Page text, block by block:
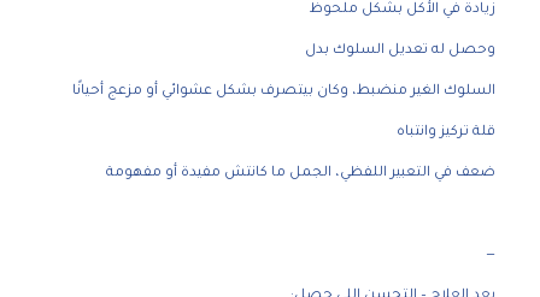
زيادة في الأكل بشكل ملحوظ
وحصل له تعديل السلوك بدل
السلوك الغير منضبط، وكان بيتصرف بشكل عشوائي أو مزعج أحيانًا
قلة تركيز وانتباه
ضعف في التعبير اللفظي، الجمل ما كانتش مفيدة أو مفهومة
—